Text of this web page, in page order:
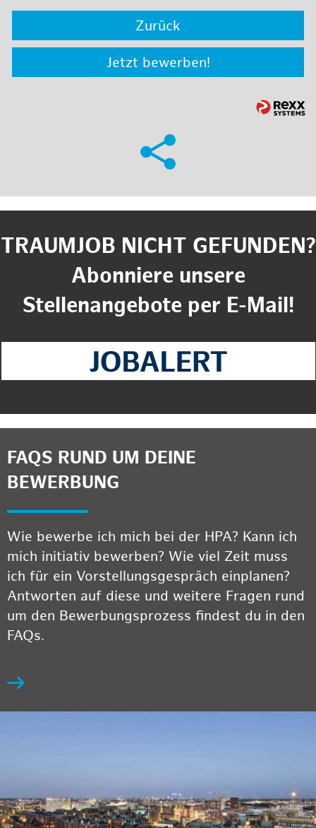
Zurück
Jetzt bewerben!
TRAUMJOB NICHT GEFUNDEN?
Abonniere unsere
Stellenangebote per E-Mail!
FAQS RUND UM DEINE
BEWERBUNG
Wie bewerbe ich mich bei der HPA? Kann ich
mich initiativ bewerben? Wie viel Zeit muss
ich für ein Vorstellungsgespräch einplanen?
Antworten auf diese und weitere Fragen rund
um den Bewerbungsprozess findest du in den
FAQs.